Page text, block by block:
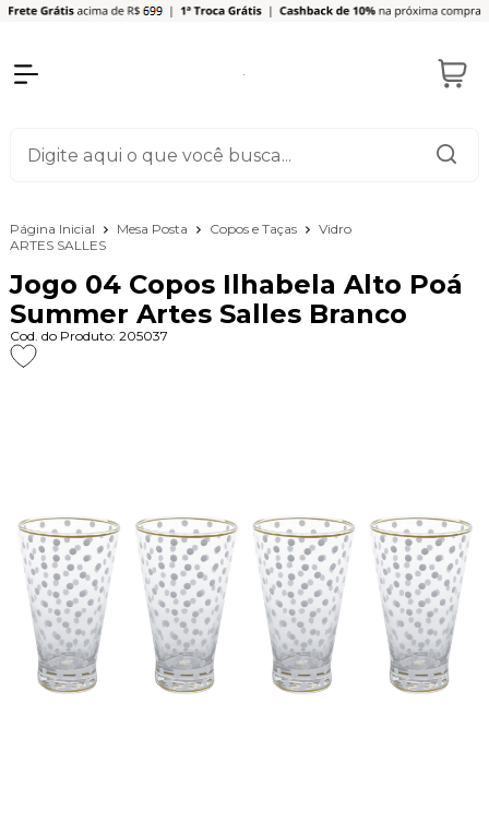
Página Inicial Mesa Posta Copos e Taças
Vidro
ARTES SALLES
Jogo 04 Copos Ilhabela Alto Poá
Summer Artes Salles Branco
Cod. do Produto: 205037